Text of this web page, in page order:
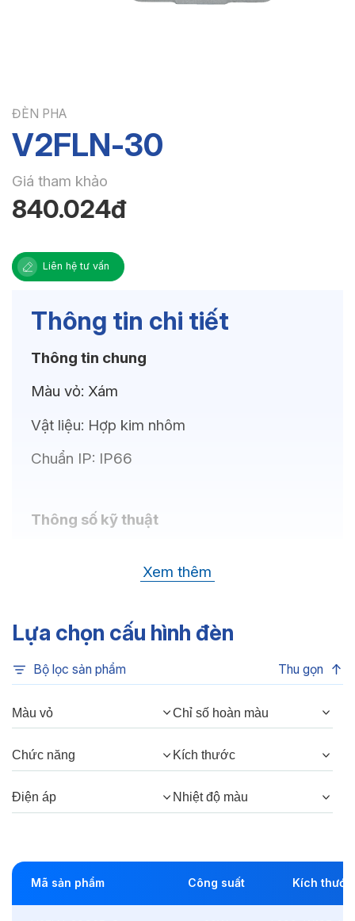
ĐÈN PHA
V2FLN-30
Giá tham khảo
840.024đ
Liên hệ tư vấn
Thông tin chi tiết
Thông tin chung
Màu vỏ: Xám
Vật liệu: Hợp kim nhôm
Chuẩn IP: IP66
Thông số kỹ thuật
6500K, 4000K, 3000K
Chỉ số hoàn màu:
CRI>80
3.900lm(W)
Góc chiếu:
Thông số Điện & Lắp đặt
Công suất:
Điều hướng:
Có chỉnh hướng
Kích thướcL200xW195xH50mm
Xem thêm
Lựa chọn cấu hình đèn
Bộ lọc sản phẩm Thu gọn
Màu vỏ Chỉ số hoàn màu
Chức năng Kích thước
Điện áp Nhiệt độ màu
Mã sản phẩm Công suất Kích thước